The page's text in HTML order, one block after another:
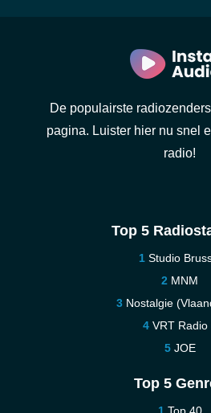
De populairste
pagina. Luister hier nu snel
radio!
Top 5
Studio
MNM
Nostalgie
VRT Radio
JOE
Top 5